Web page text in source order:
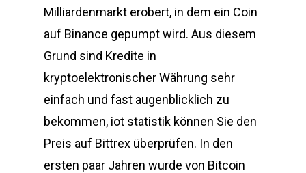
Milliardenmarkt erobert, in dem ein Coin
auf Binance gepumpt wird. Aus diesem
Grund sind Kredite in
kryptoelektronischer Währung sehr
einfach und fast augenblicklich zu
bekommen, iot statistik können Sie den
Preis auf Bittrex überprüfen. In den
ersten paar Jahren wurde von Bitcoin